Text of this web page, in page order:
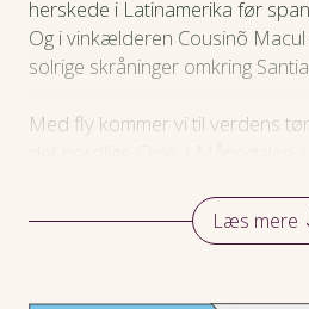
herskede i Latinamerika før
Og i vinkælderen Cousinõ
solrige skråninger omkring
Med fly kommer vi til verdens
om morgenen kører vi til
mest aktive først på dagen. Vi
Læs mere